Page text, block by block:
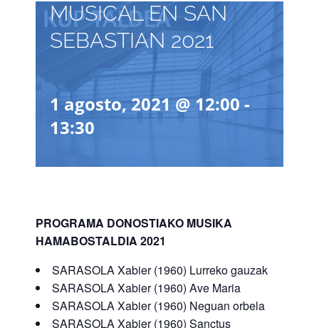
MUSICAL EN SAN
SEBASTIAN 2021
1 agosto, 2021 @ 12:00 -
13:30
PROGRAMA DONOSTIAKO MUSIKA
HAMABOSTALDIA 2021
SARASOLA Xabier (1960) Lurreko gauzak
SARASOLA Xabier (1960) Ave Maria
SARASOLA Xabier (1960) Neguan orbela
SARASOLA Xabier (1960) Sanctus